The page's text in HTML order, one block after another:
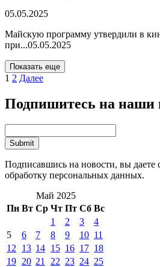
05.05.2025
Майскую программу утвердили в
при...05.05.2025
Показать еще
1 2 Далее
Подпишитесь на наши
Подписавшись на новости, вы даете
обработку персональных данных.
Май 2025
Пн Вт Ср Чт Пт Сб Вс
1
2 3
4
5
6 7 8 9 10 11
12
13 14 15 16 17 18
19 20 21 22 23 24 25